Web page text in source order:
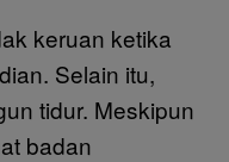
keruan ketika
Selain itu,
tidur. Meskipun
badan